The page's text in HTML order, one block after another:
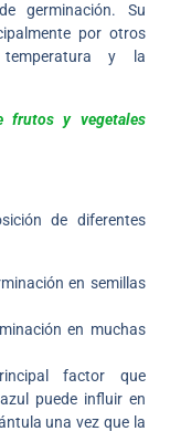
germinación. Su
por otros
y la
frutos y vegetales
de diferentes
en semillas
en muchas
factor que
puede influir en
una vez que la